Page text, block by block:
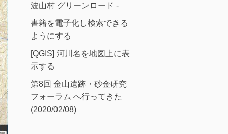
波山村 グリーンロード -
書籍を電子化し検索できる
ようにする
[QGIS] 河川名を地図上に表
示する
第8回 金山遺跡・砂金研究
フォーラム へ行ってきた
(2020/02/08)